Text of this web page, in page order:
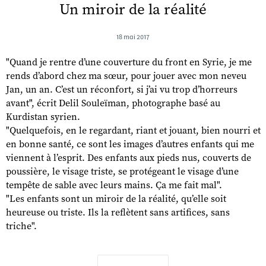
Un miroir de la réalité
18 mai 2017
"Quand je rentre d’une couverture du front en Syrie, je me
rends d’abord chez ma sœur, pour jouer avec mon neveu
Jan, un an. C’est un réconfort, si j’ai vu trop d’horreurs
avant", écrit Delil Souleïman, photographe basé au
Kurdistan syrien.
"Quelquefois, en le regardant, riant et jouant, bien nourri et
en bonne santé, ce sont les images d’autres enfants qui me
viennent à l’esprit. Des enfants aux pieds nus, couverts de
poussière, le visage triste, se protégeant le visage d’une
tempête de sable avec leurs mains. Ça me fait mal".
"Les enfants sont un miroir de la réalité, qu’elle soit
heureuse ou triste. Ils la reflètent sans artifices, sans
triche".